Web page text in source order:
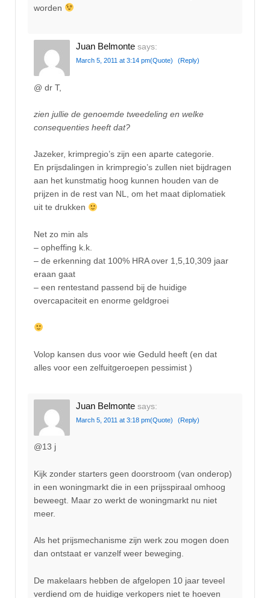
worden
Juan Belmonte says:
March 5, 2011 at 3:14 pm(Quote) (Reply)
@ dr T,
zien jullie de genoemde tweedeling en welke
consequenties heeft dat?
Jazeker, krimpregio’s zijn een aparte categorie.
En prijsdalingen in krimpregio’s zullen niet bijdragen
aan het kunstmatig hoog kunnen houden van de
prijzen in de rest van NL, om het maat diplomatiek
uit te drukken
Net zo min als
– opheffing k.k.
– de erkenning dat 100% HRA over 1,5,10,309 jaar
eraan gaat
– een rentestand passend bij de huidige
overcapaciteit en enorme geldgroei
Volop kansen dus voor wie Geduld heeft (en dat
alles voor een zelfuitgeroepen pessimist )
Juan Belmonte says:
March 5, 2011 at 3:18 pm(Quote) (Reply)
@13 j
Kijk zonder starters geen doorstroom (van onderop)
in een woningmarkt die in een prijsspiraal omhoog
beweegt. Maar zo werkt de woningmarkt nu niet
meer.
Als het prijsmechanisme zijn werk zou mogen doen
dan ontstaat er vanzelf weer beweging.
De makelaars hebben de afgelopen 10 jaar teveel
verdiend om de huidige verkopers niet te hoeven